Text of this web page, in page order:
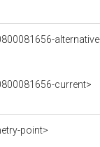
current>
point>